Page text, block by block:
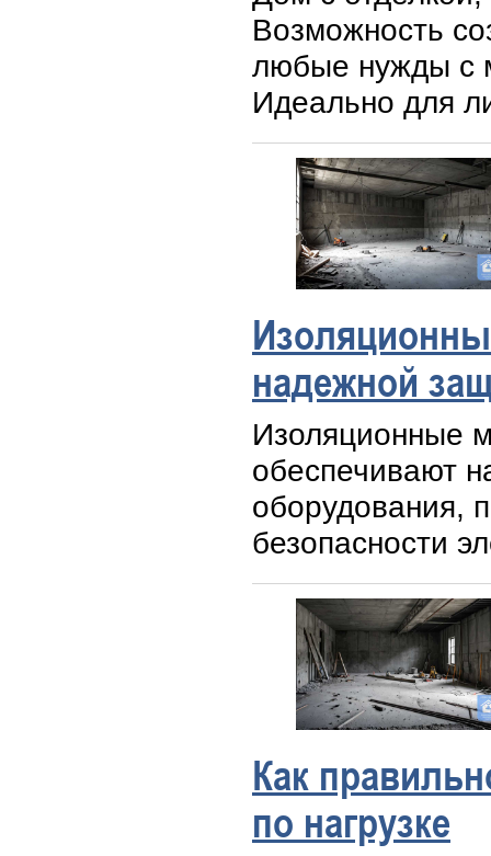
Возможность
любые нужды с
Идеально для
надежной
Изоляционные
обеспечивают
оборудования,
безопасности
Как
по нагрузке